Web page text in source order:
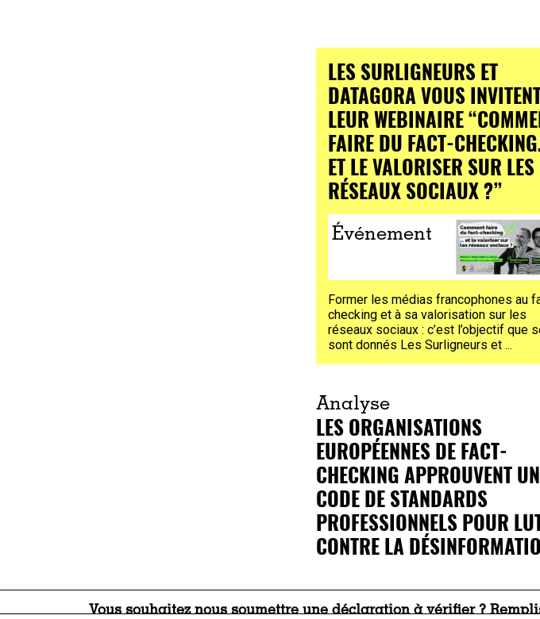
LES SURLIGNEURS ET
DATAGORA VOUS
LEUR WEBINAIRE
FAIRE DU FACT-
ET LE VALORISER SUR LES
RÉSEAUX SOCIAUX ?”
Événement
Former les médias francophones au
checking et à sa valorisation sur les
réseaux sociaux : c’est l’objectif que
sont donnés Les Surligneurs et ...
Analyse
LES ORGANISATIONS
EUROPÉENNES DE FACT-
CHECKING APPROUVENT UN
CODE DE STANDARDS
PROFESSIONNELS POUR
CONTRE LA
Vous souhaitez nous soumettre une déclaration à vérifier ?